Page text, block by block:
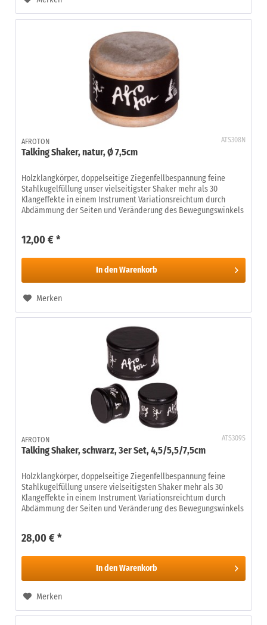
ATS308N
AFROTON
Talking Shaker, natur, Ø 7,5cm
Holzklangkörper, doppelseitige Ziegenfellbespannung feine
Stahlkugelfüllung unser vielseitigster Shaker mehr als 30
Klangeffekte in einem Instrument Variationsreichtum durch
Abdämmung der Seiten und Veränderung des Bewegungswinkels
12,00 € *
In den Warenkorb
Merken
ATS309S
AFROTON
Talking Shaker, schwarz, 3er Set, 4,5/5,5/7,5cm
Holzklangkörper, doppelseitige Ziegenfellbespannung feine
Stahlkugelfüllung unsere vielseitigsten Shaker mehr als 30
Klangeffekte in einem Instrument Variationsreichtum durch
Abdämmung der Seiten und Veränderung des Bewegungswinkels
28,00 € *
In den Warenkorb
Merken